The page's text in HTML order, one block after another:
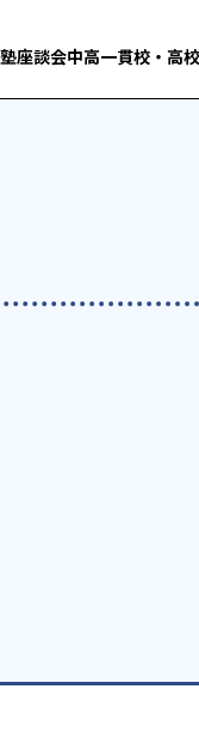
座談会中高一貫校・高校